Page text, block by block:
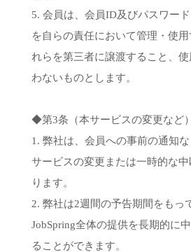
5. 会員は、会員ID及びパスワー
を自らの責任において管理・使
れらを第三者に譲渡すること、
わないものとします。
◆第3条（本サービスの変更など）
1. 弊社は、会員への事前の通知
サービスの変更または一時的な
ります。
2. 弊社は2週間の予告期間をもっ
JobSpring全体の提供を長期的に
ることができます。